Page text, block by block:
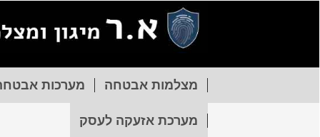
מצלמות אבטחה מערכות
מערכת אזעקה לעסק